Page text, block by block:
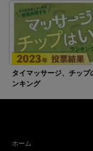
タイマッサージ、チップ
ンキング
ホーム